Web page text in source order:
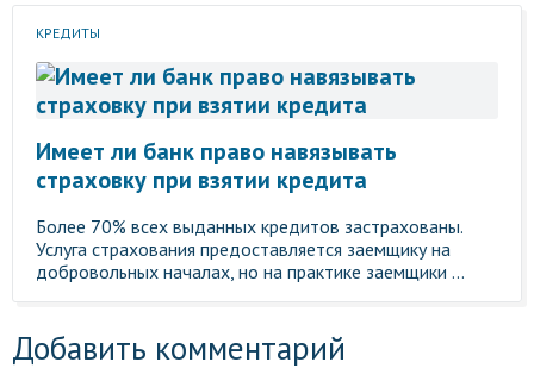
КРЕДИТЫ
Имеет ли банк право навязывать
страховку при взятии кредита
Более 70% всех выданных кредитов застрахованы.
Услуга страхования предоставляется заемщику на
добровольных началах, но на практике заемщики ...
Добавить комментарий